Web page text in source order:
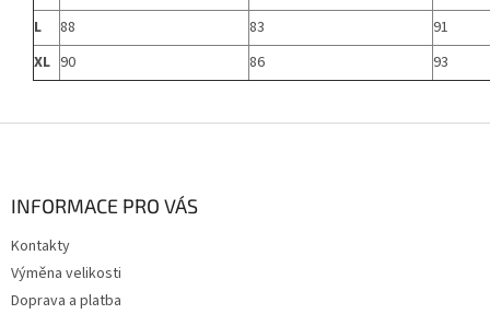
L
88 83
91
XL 90 86 93
INFORMACE PRO VÁS
Kontakty
Výměna velikosti
Doprava a platba